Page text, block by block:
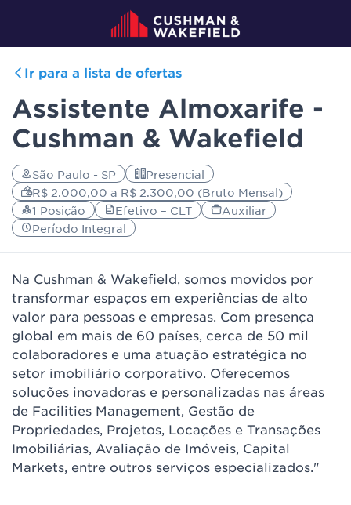
Ir para a lista de ofertas
Assistente Almoxarife -
Cushman & Wakefield
São Paulo - SP
Presencial
R$ 2.000,00 a R$ 2.300,00 (Bruto Mensal)
1 Posição
Efetivo – CLT
Auxiliar
Período Integral
Na Cushman & Wakefield, somos movidos por
transformar espaços em experiências de alto
valor para pessoas e empresas. Com presença
global em mais de 60 países, cerca de 50 mil
colaboradores e uma atuação estratégica no
setor imobiliário corporativo. Oferecemos
soluções inovadoras e personalizadas nas áreas
de Facilities Management, Gestão de
Propriedades, Projetos, Locações e Transações
Imobiliárias, Avaliação de Imóveis, Capital
Markets, entre outros serviços especializados."